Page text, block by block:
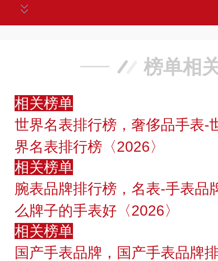
榜单相
相关榜单
世界名表排行榜，奢侈品手表-
界名表排行榜〈2026〉
相关榜单
腕表品牌排行榜，名表-手表品
么牌子的手表好〈2026〉
相关榜单
国产手表品牌，国产手表品牌